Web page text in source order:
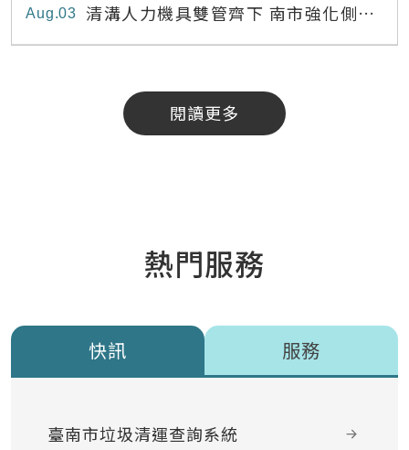
03
Aug
清溝人力機具雙管齊下 南市強化側溝
清疏效能
閱讀更多
熱門服務
快訊 服務
臺南市垃圾清運查詢系統